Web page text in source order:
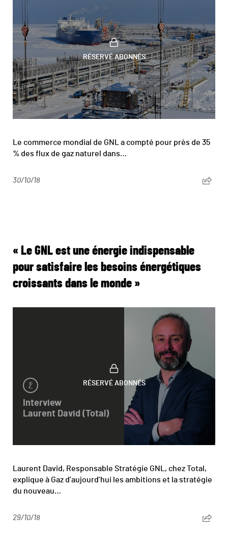
RÉSERVÉ ABONNÉS
Le commerce mondial de GNL a compté pour près de 35
% des flux de gaz naturel dans…
30/10/18
« Le GNL est une énergie indispensable
pour satisfaire les besoins énergétiques
croissants dans le monde »
Interview
Laurent David (Total)
RÉSERVÉ ABONNÉS
Laurent David, Responsable Stratégie GNL, chez Total,
explique à Gaz d’aujourd’hui les ambitions et la stratégie
du nouveau…
29/10/18